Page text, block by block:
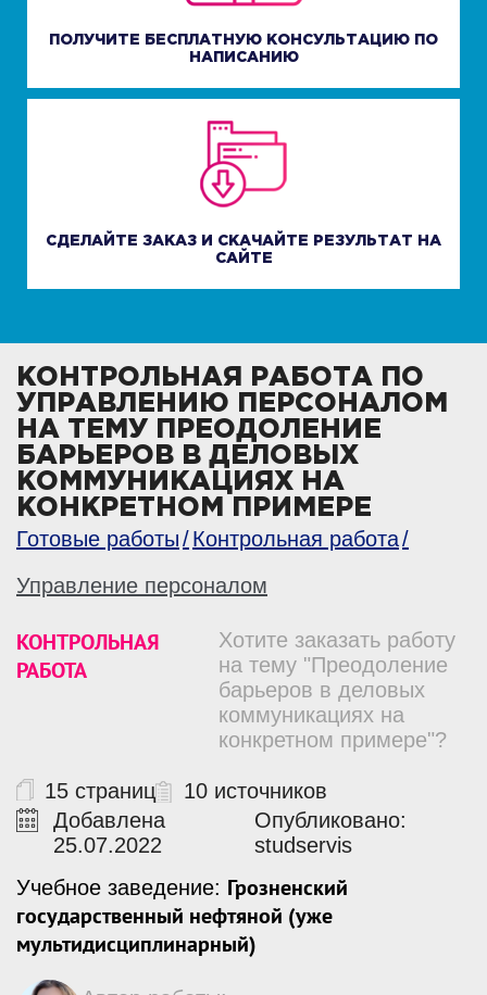
ПОЛУЧИТЕ БЕСПЛАТНУЮ КОНСУЛЬТАЦИЮ ПО
НАПИСАНИЮ
СДЕЛАЙТЕ ЗАКАЗ И СКАЧАЙТЕ РЕЗУЛЬТАТ НА
САЙТЕ
КОНТРОЛЬНАЯ РАБОТА ПО
УПРАВЛЕНИЮ ПЕРСОНАЛОМ
НА ТЕМУ ПРЕОДОЛЕНИЕ
БАРЬЕРОВ В ДЕЛОВЫХ
КОММУНИКАЦИЯХ НА
КОНКРЕТНОМ ПРИМЕРЕ
Готовые работы
Контрольная работа
Управление персоналом
КОНТРОЛЬНАЯ
РАБОТА
Хотите заказать работу
на тему "Преодоление
барьеров в деловых
коммуникациях на
конкретном примере"?
15 страниц
10 источников
Добавлена
25.07.2022
Опубликовано:
studservis
Учебное заведение: Грозненский
государственный нефтяной (уже
мультидисциплинарный)